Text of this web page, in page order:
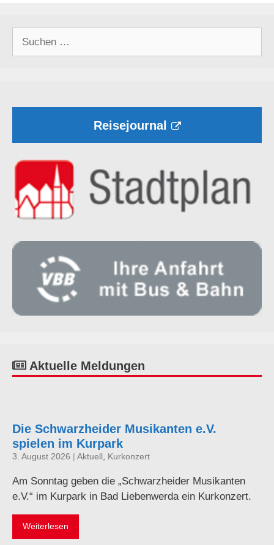
Reisejournal
Aktuelle Meldungen
Die Schwarzheider Musikanten e.V.
spielen im Kurpark
3. August 2026 | Aktuell Kurkonzert
Am Sonntag geben die „Schwarzheider Musikanten
e.V.“ im Kurpark in Bad Liebenwerda ein Kurkonzert.
Weiterlesen